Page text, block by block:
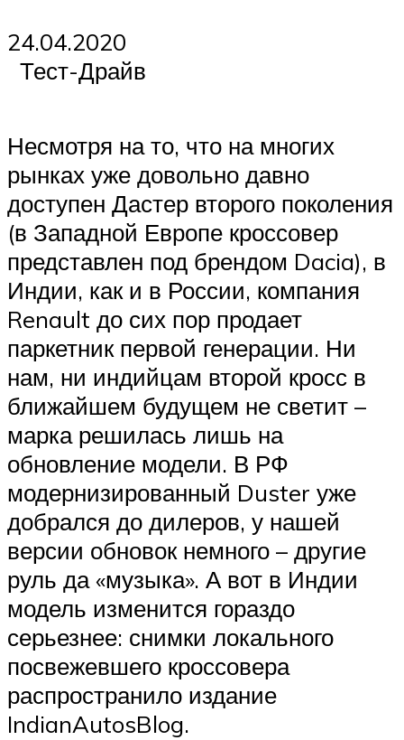
24.04.2020
Тест-Драйв
Несмотря на то, что на многих
рынках уже довольно давно
доступен Дастер второго поколения
(в Западной Европе кроссовер
представлен под брендом Dacia), в
Индии, как и в России, компания
Renault до сих пор продает
паркетник первой генерации. Ни
нам, ни индийцам второй кросс в
ближайшем будущем не светит –
марка решилась лишь на
обновление модели. В РФ
модернизированный Duster уже
добрался до дилеров, у нашей
версии обновок немного – другие
руль да «музыка». А вот в Индии
модель изменится гораздо
серьезнее: снимки локального
посвежевшего кроссовера
распространило издание
IndianAutosBlog.